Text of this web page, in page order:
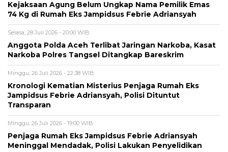
Kejaksaan Agung Belum Ungkap Nama Pemilik Emas
74 Kg di Rumah Eks Jampidsus Febrie Adriansyah
Selasa, 28 Juli 2026 - 20:00 WIB
Anggota Polda Aceh Terlibat Jaringan Narkoba, Kasat
Narkoba Polres Tangsel Ditangkap Bareskrim
Minggu, 26 Juli 2026 - 22:38 WIB
Kronologi Kematian Misterius Penjaga Rumah Eks
Jampidsus Febrie Adriansyah, Polisi Dituntut
Transparan
Minggu, 26 Juli 2026 - 19:00 WIB
Penjaga Rumah Eks Jampidsus Febrie Adriansyah
Meninggal Mendadak, Polisi Lakukan Penyelidikan